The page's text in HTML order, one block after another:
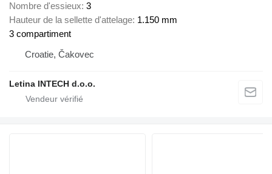
Nombre d'essieux 3
Hauteur de la sellette d'attelage 1.150 mm
3 compartiment
Croatie, Čakovec
Letina INTECH d.o.o.